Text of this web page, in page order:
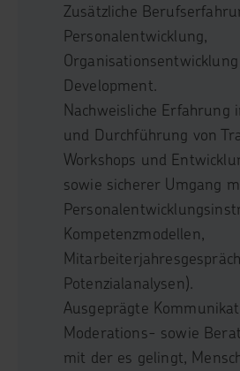
Zusätzliche
Personalentwicklung,
Development.
Nachweisliche Erfahrung
und Durchführung von
Workshops und
sowie sicherer Umgang
Kompetenzmodellen,
Potenzialanalysen).
Ausgeprägte
Moderations- sowie
mit der es gelingt,